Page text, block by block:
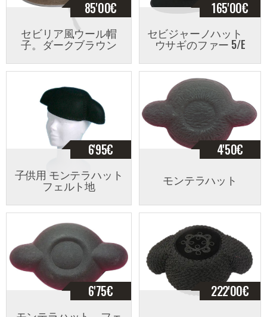
85'00€
セビリア風ウール帽
子。ダークブラウン
165'00€
セビジャーノハット
ウサギのファー 5/E
6'95€
子供用 モンテラハット
フェルト地
4'50€
モンテラハット
6'75€ 222'00€